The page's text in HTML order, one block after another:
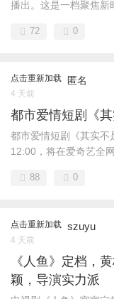
播出。这是一档聚焦新
72 0
点击重新加载 匿名
4 天前
都市爱情短剧《
都市爱情短剧《其实
12:00，将在爱奇艺全
88 0
点击重新加载 szuyu
4 天前
《人鱼》定档，
颖，导演实力派